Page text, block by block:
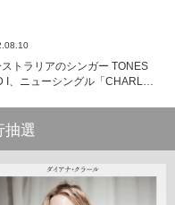
ストラリアのシンガー TONES
I、ニューシングル「CHARL…
抽選